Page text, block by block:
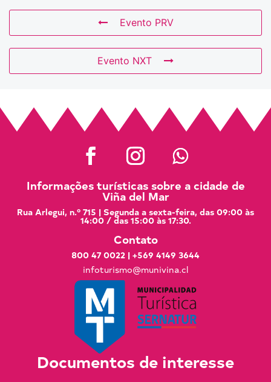
Evento PRV
Evento NXT
Informações turísticas sobre a cidade de
Viña del Mar
Rua Arlegui, n.º 715 | Segunda a sexta-feira, das 09:00 às
14:00 / das 15:00 às 17:30.
Contato
800 47 0022 | +569 4149 3644
infoturismo@munivina.cl
Documentos de interesse